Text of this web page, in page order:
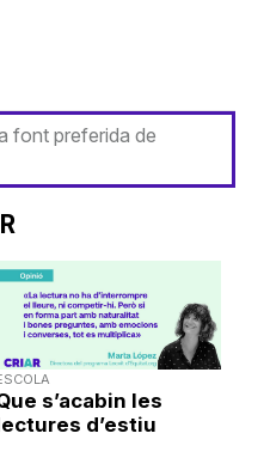
font preferida de
s’acabin les
d’estiu